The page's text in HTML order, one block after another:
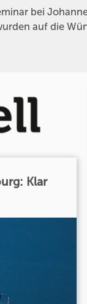
bei
auf die
Klar